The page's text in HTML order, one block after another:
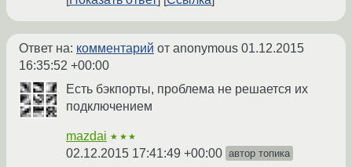
Ответ на: комментарий от anonymous 01.12.2015
16:35:52 +00:00
Есть бэкпорты, проблема не решается их
подключением
mazdai ★★★
02.12.2015 17:41:49 +00:00 автор топика